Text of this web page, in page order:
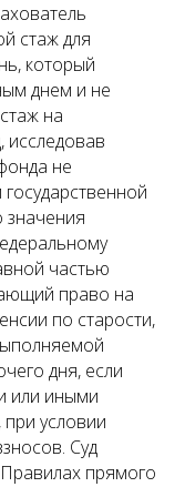
стаж для
который
днем и не
на
исследовав
не
значения
частью
право на
по старости,
дня, если
или иными
условии
Суд
прямого